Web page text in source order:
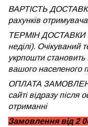
ВАРТІСТЬ
рахунків
ТЕРМІН ДОСТАВКИ :
неділі). Очікуваний
укрпошти становить
вашого населеного
ОПЛАТА
сайті відразу
отриманні
Замовлення від 2